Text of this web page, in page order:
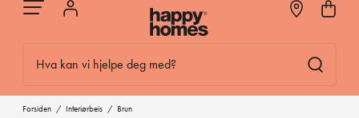
Hva kan vi hjelpe deg med?
Forsiden / Interiørbeis / Brun